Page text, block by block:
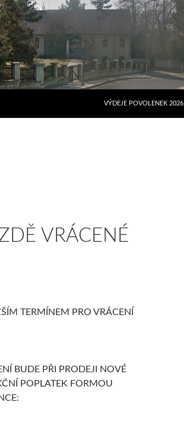
VÝDEJE POVOLENEK 2026
VRÁCENÉ
TERMÍNEM PRO VRÁCENÍ
BUDE PŘI PRODEJI NOVÉ
POPLATEK FORMOU